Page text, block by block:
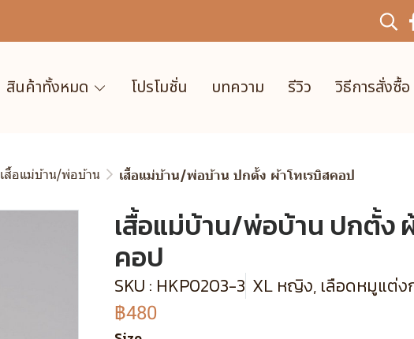
สินค้าทั้งหมด โปรโมชั่น บทความ รีวิว วิธีการสั่งซื้อ
เสื้อแม่บ้าน/พ่อบ้าน เสื้อแม่บ้าน/พ่อบ้าน ปกตั้ง ผ้าโทเรบิสคอป
เสื้อแม่บ้าน/พ่อบ้าน ปกตั้ง
คอป
SKU : HKP0203-3 XL หญิง, เลือดหมูแต่ง
฿480